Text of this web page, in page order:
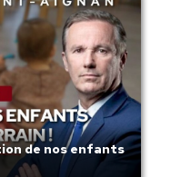
de nos enfants